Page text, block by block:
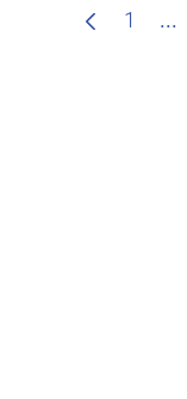
1
...